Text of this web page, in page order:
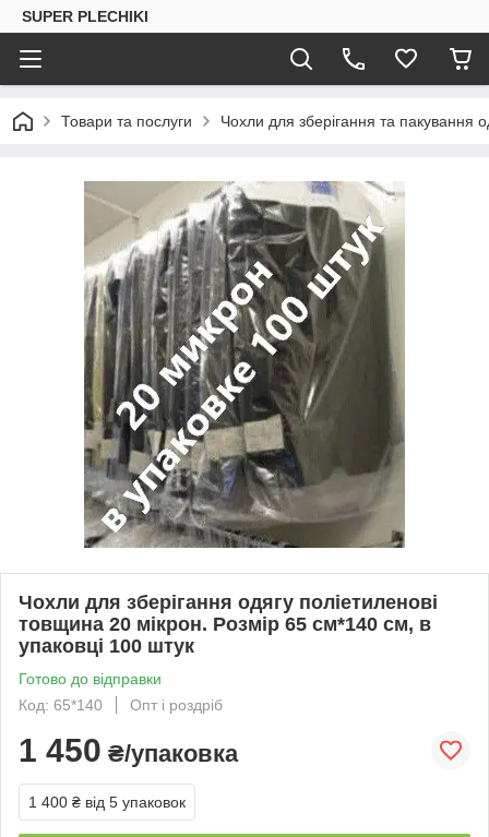
SUPER PLECHIKI
Товари та послуги Чохли для зберігання та пакування
Чохли для зберігання одягу поліетиленові
товщина 20 мікрон. Розмір 65 см*140 см, в
упаковці 100 штук
Готово до відправки
Код: 65*140
Опт і роздріб
1 450 ₴/упаковка
1 400 ₴ від 5 упаковок